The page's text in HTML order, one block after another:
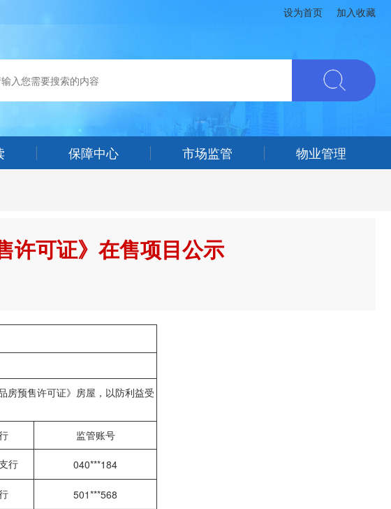
设为首页 加入收藏
保障中心 市场监管 物业管理
许可证》在售项目公示
房预售许可证》房屋，以防利益受
监管账号
行 040***184
501***568